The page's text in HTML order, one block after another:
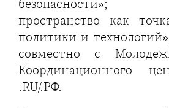
безопасности»;
пространство как
политики и
совместно с
Координационного
.RU/.РФ.